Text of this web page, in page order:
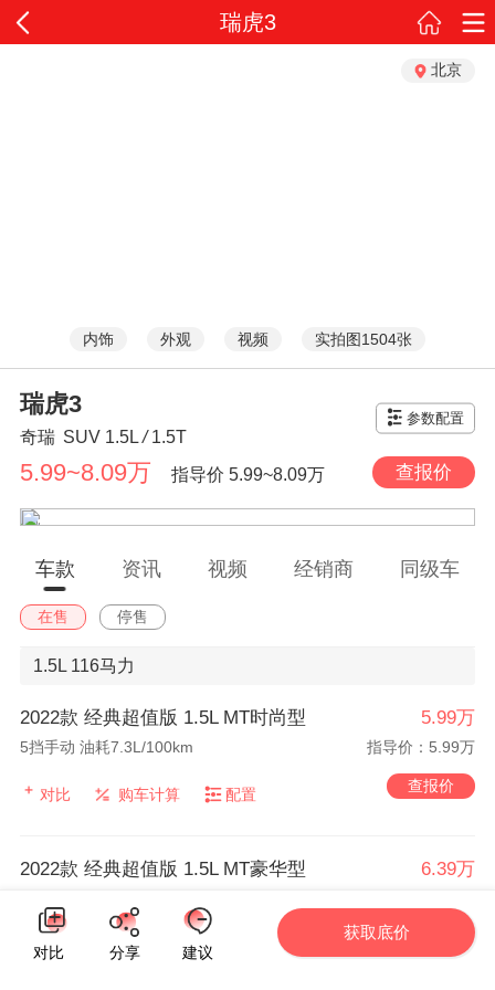
瑞虎3
北京
内饰 外观 视频 实拍图1504张
瑞虎3
奇瑞 SUV 1.5L/1.5T
参数配置
5.99~8.09万 指导价 5.99~8.09万 查报价
车款 资讯 视频 经销商 同级车
在售 停售
1.5L 116马力
2022款 经典超值版 1.5L MT时尚型 5.99万
5挡手动 油耗7.3L/100km 指导价：5.99万
对比 购车计算 配置 查报价
2022款 经典超值版 1.5L MT豪华型 6.39万
对比 购车计算
查报价
对比
分享 建议
获取底价